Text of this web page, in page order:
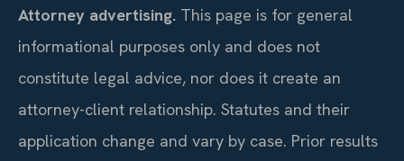
Attorney advertising. This page is for general
informational purposes only and does not
constitute legal advice, nor does it create an
attorney-client relationship. Statutes and their
application change and vary by case. Prior results